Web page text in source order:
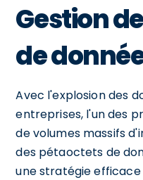
Gestion
de
Avec l'explosion des
entreprises, l'un des
de volumes massifs
des pétaoctets de
une stratégie